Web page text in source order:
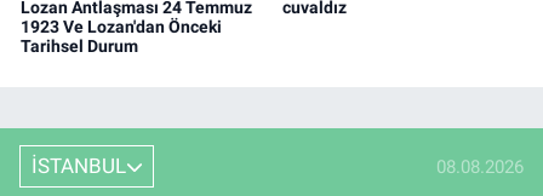
Lozan Antlaşması 24 Temmuz
1923 Ve Lozan'dan Önceki
Tarihsel Durum
cuvaldız
İSTANBUL 08.08.2026